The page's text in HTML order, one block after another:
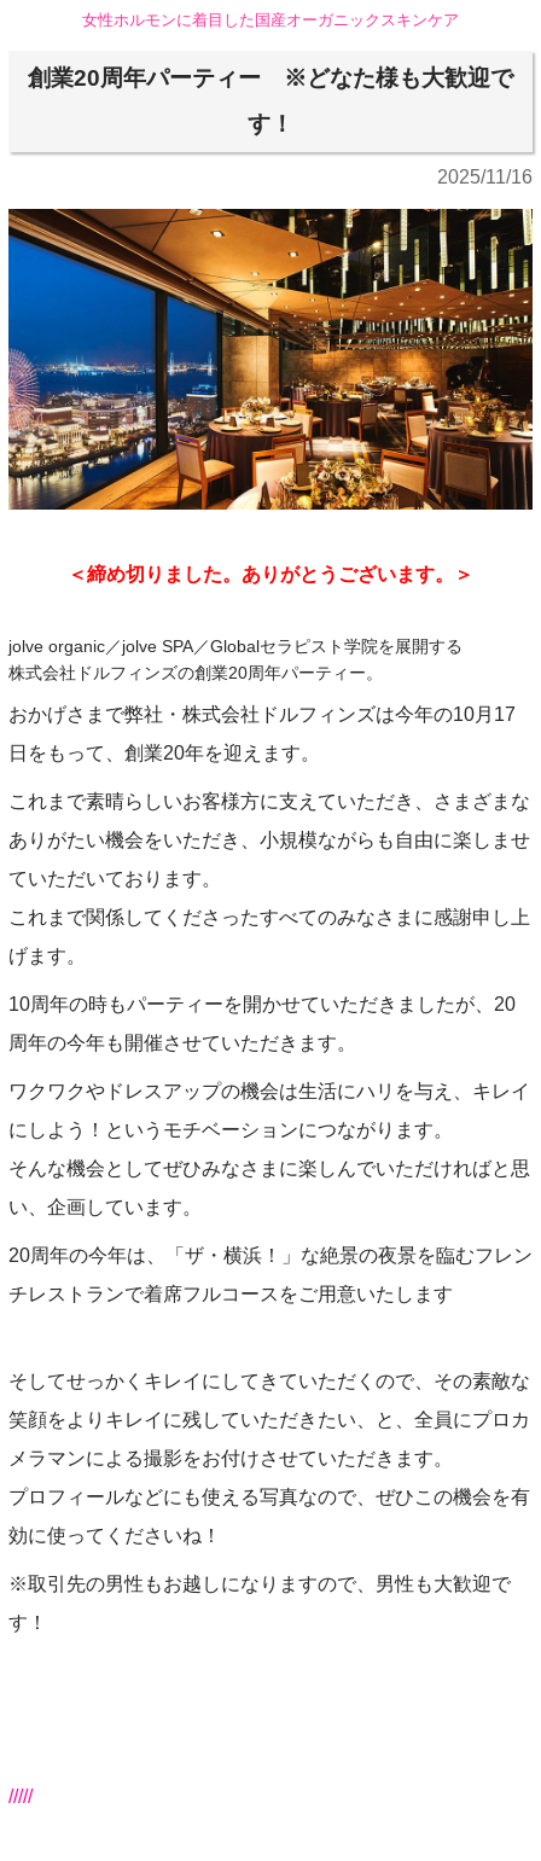
女性ホルモンに着目した国産オーガニックスキンケア
創業20周年パーティー ※どなた様も大歓迎で
す！
2025/11/16
＜締め切りました。ありがとうございます。＞
jolve organic／jolve SPA／Globalセラピスト学院を展開する
株式会社ドルフィンズの創業20周年パーティー。
おかげさまで弊社・株式会社ドルフィンズは今年の10月17
日をもって、創業20年を迎えます。
これまで素晴らしいお客様方に支えていただき、さまざまな
ありがたい機会をいただき、小規模ながらも自由に楽しませ
ていただいております。
これまで関係してくださったすべてのみなさまに感謝申し上
げます。
10周年の時もパーティーを開かせていただきましたが、20
周年の今年も開催させていただきます。
ワクワクやドレスアップの機会は生活にハリを与え、キレイ
にしよう！というモチベーションにつながります。
そんな機会としてぜひみなさまに楽しんでいただければと思
い、企画しています。
20周年の今年は、「ザ・横浜！」な絶景の夜景を臨むフレン
チレストランで着席フルコースをご用意いたします
そしてせっかくキレイにしてきていただくので、その素敵な
笑顔をよりキレイに残していただきたい、と、全員にプロカ
メラマンによる撮影をお付けさせていただきます。
プロフィールなどにも使える写真なので、ぜひこの機会を有
効に使ってくださいね！
※取引先の男性もお越しになりますので、男性も大歓迎で
す！
/////